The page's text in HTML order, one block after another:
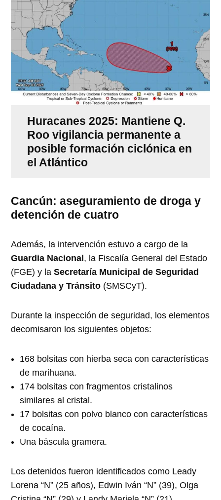
Huracanes 2025: Mantiene Q.
Roo vigilancia permanente a
posible formación ciclónica en
el Atlántico
Cancún: aseguramiento de droga y
detención de cuatro
Además, la intervención estuvo a cargo de la
Guardia Nacional, la Fiscalía General del Estado
(FGE) y laSecretaría Municipal de Seguridad
Ciudadana y Tránsito (SMSCyT).
Durante la inspección de seguridad, los elementos
decomisaron los siguientes objetos:
168 bolsitas con hierba seca con características
de marihuana.
174 bolsitas con fragmentos cristalinos
similares al cristal.
17 bolsitas con polvo blanco con características
de cocaína.
Una báscula gramera.
Los detenidos fueron identificados como Leady
Lorena “N” (25 años), Edwin Iván “N” (39), Olga